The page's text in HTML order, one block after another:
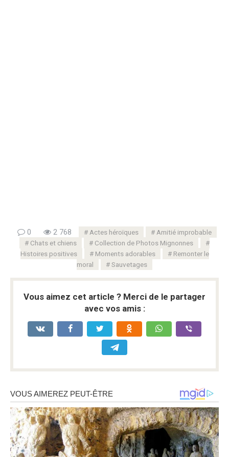
0 2 768 Actes héroïques
Amitié improbable
Chats et chiens
Collection de Photos Mignonnes
Histoires positives
Moments adorables
Remonter le
moral
Sauvetages
Vous aimez cet article ? Merci de le partager
avec vos amis :